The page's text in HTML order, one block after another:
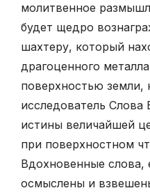
молитвенное
будет щедро
шахтеру, который
драгоценного
поверхностью земли,
исследователь Слова
истины величайшей
при поверхностном
Вдохновенные слова,
осмыслены и